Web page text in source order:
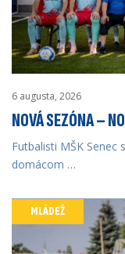
6 augusta, 2026
NOVÁ SEZÓNA –
Futbalisti MŠK Senec
domácom …
MLÁDEŽ